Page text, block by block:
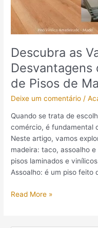
Descubra as
de Pisos de
Deixe um comentário /
Quando se trata de
comércio, é fundamental
Neste artigo, vamos
madeira: taco, assoalho
pisos laminados e
Assoalho: é um piso feito
Tipos
de
Pisos
Madeira
Read More »